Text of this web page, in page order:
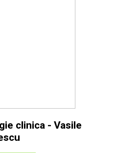
clinica - Vasile